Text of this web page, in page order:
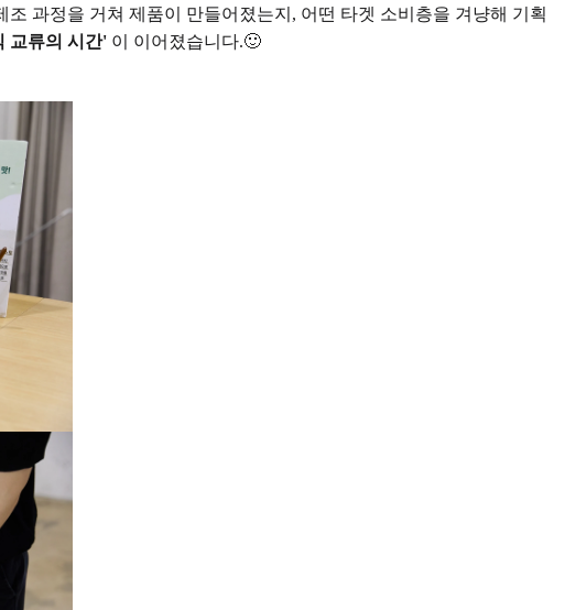
과정을 거쳐 제품이 만들어졌는지, 어떤 타겟 소비층을 겨냥해 기획
교류의 시간' 이 이어졌습니다.🙂